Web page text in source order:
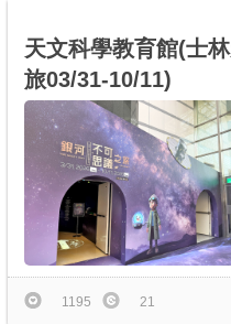
天文科學教育館(士
旅03/31-10/11)
1195 21